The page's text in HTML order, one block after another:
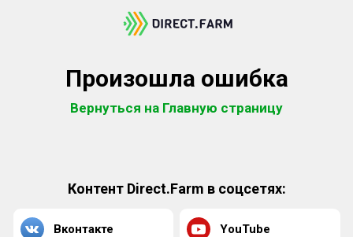
Произошла ошибка
Вернуться на Главную страницу
Контент Direct.Farm в соцсетях:
Вконтакте YouTube